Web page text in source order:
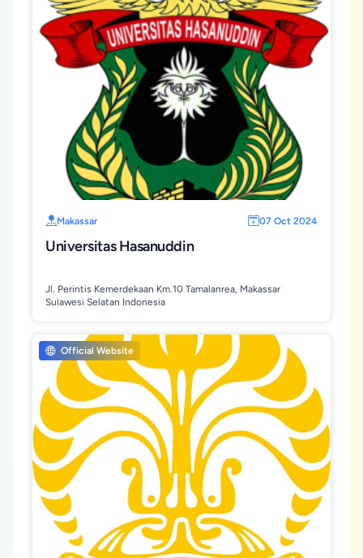
Makassar 07 Oct 2024
Universitas Hasanuddin
Jl. Perintis Kemerdekaan Km.10 Tamalanrea, Makassar
Sulawesi Selatan Indonesia
Official Website